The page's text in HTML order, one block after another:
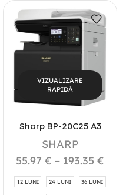
VIZUALIZARE
RAPIDĂ
Sharp BP-20C25 A3
SHARP
55.97 € – 193.35 €
12 LUNI 24 LUNI 36 LUNI